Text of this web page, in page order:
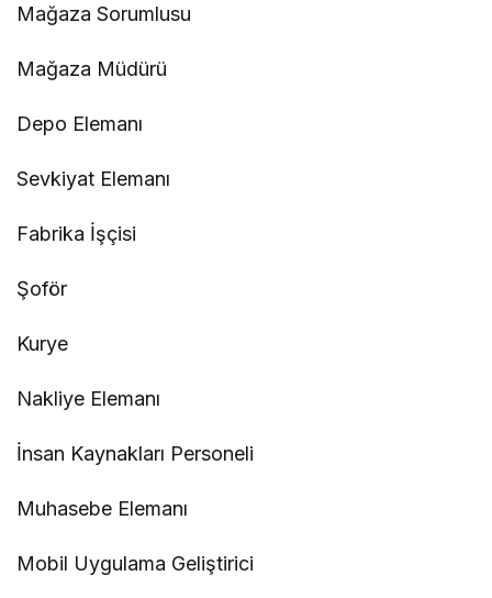
Mağaza Sorumlusu
Mağaza Müdürü
Depo Elemanı
Sevkiyat Elemanı
Fabrika İşçisi
Şoför
Kurye
Nakliye Elemanı
İnsan Kaynakları Personeli
Muhasebe Elemanı
Mobil Uygulama Geliştirici